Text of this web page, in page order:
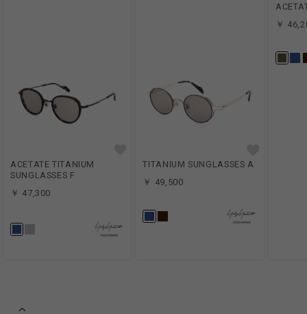
ACETATE TITANIUM
SUNGLASSES F
￥ 47,300
TITANIUM SUNGLASSES A
￥ 49,500
￥